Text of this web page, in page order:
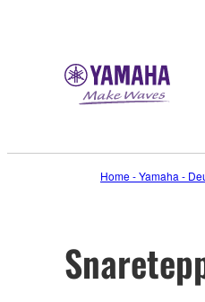
Home - Yamaha -